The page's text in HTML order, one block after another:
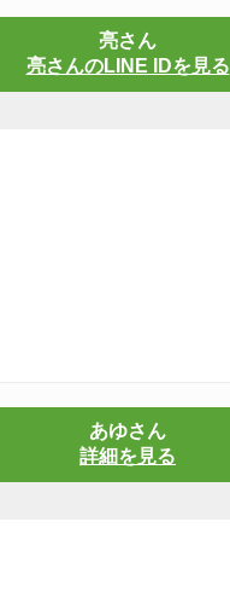
亮さん
亮さんのLINE IDを見る
あゆさん
詳細を見る